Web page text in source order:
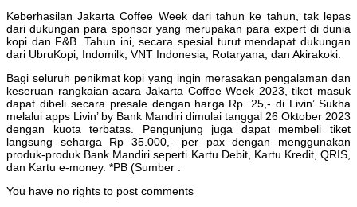
Keberhasilan Jakarta Coffee Week dari tahun ke tahun, tak lepas
dari dukungan para sponsor yang merupakan para expert di dunia
kopi dan F&B. Tahun ini, secara spesial turut mendapat dukungan
dari UbruKopi, Indomilk, VNT Indonesia, Rotaryana, dan Akirakoki.
Bagi seluruh penikmat kopi yang ingin merasakan pengalaman dan
keseruan rangkaian acara Jakarta Coffee Week 2023, tiket masuk
dapat dibeli secara presale dengan harga Rp. 25,- di Livin’ Sukha
melalui apps Livin’ by Bank Mandiri dimulai tanggal 26 Oktober 2023
dengan kuota terbatas. Pengunjung juga dapat membeli tiket
langsung seharga Rp 35.000,- per pax dengan menggunakan
produk-produk Bank Mandiri seperti Kartu Debit, Kartu Kredit, QRIS,
dan Kartu e-money. *PB (Sumber :
You have no rights to post comments